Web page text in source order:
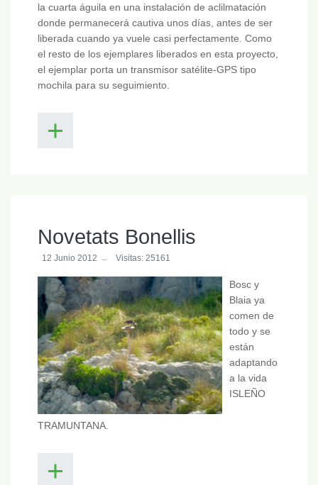
la cuarta águila en una instalación de aclilmatación
donde permanecerá cautiva unos días, antes de ser
liberada cuando ya vuele casi perfectamente. Como
el resto de los ejemplares liberados en esta proyecto,
el ejemplar porta un transmisor satélite-GPS tipo
mochila para su seguimiento.
Novetats Bonellis
12 Junio 2012 Visitas: 25161
Bosc y
Blaia ya
comen de
todo y se
están
adaptando
a la vida
ISLEÑO
TRAMUNTANA.